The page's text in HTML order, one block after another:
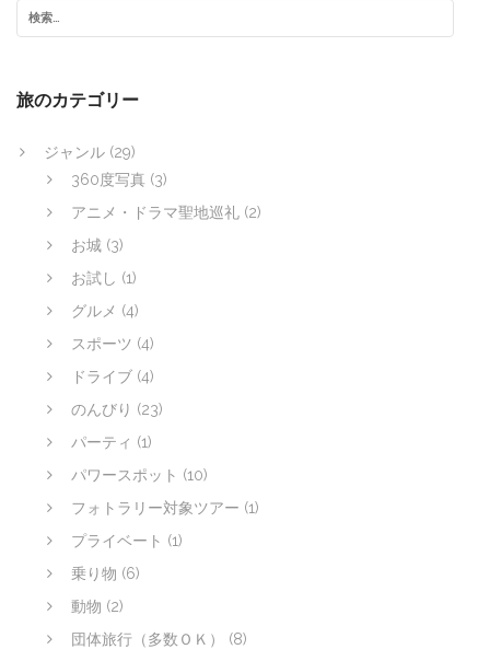
旅のカテゴリー
ジャンル (29)
360度写真 (3)
アニメ・ドラマ聖地巡礼 (2)
お城 (3)
お試し (1)
グルメ (4)
スポーツ (4)
ドライブ (4)
のんびり (23)
パーティ (1)
パワースポット (10)
フォトラリー対象ツアー (1)
プライベート (1)
乗り物 (6)
動物 (2)
団体旅行（多数ＯＫ）
(8)